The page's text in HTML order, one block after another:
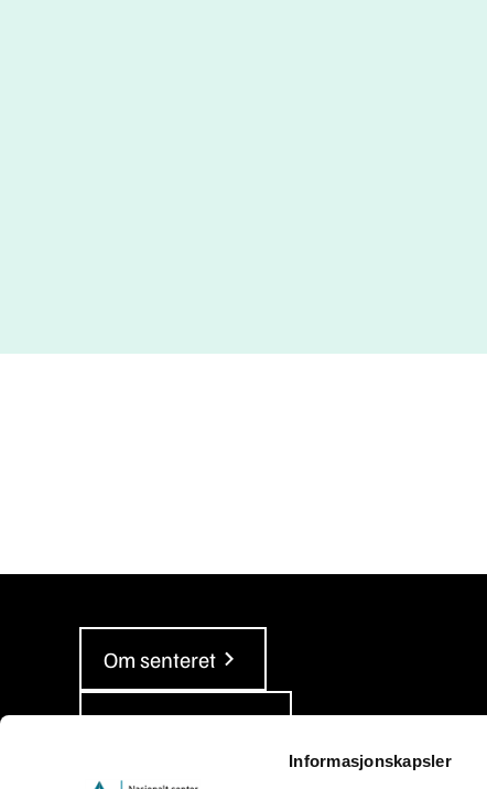
Informasjonskapsler
Om senteret
Våre rapporter